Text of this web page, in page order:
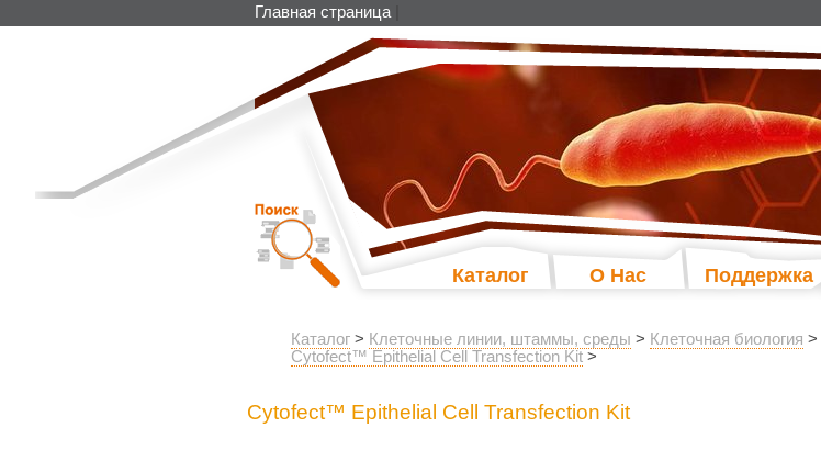
Главная страница
Каталог О Нас Поддержка
Каталог > Клеточные линии, штаммы, среды > Клеточная биология >
Cytofect™ Epithelial Cell Transfection Kit >
Cytofect™ Epithelial Cell Transfection Kit